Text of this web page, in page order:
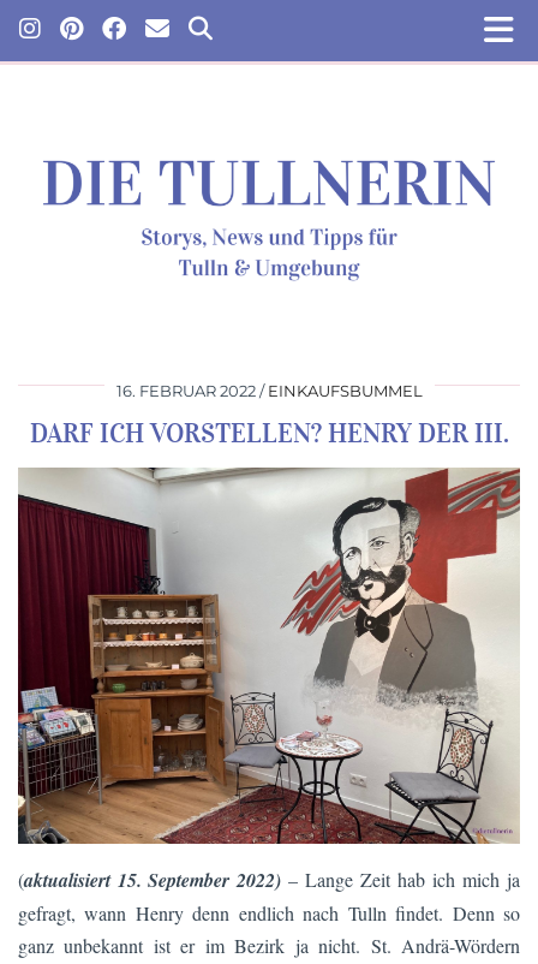
16. FEBRUAR 2022 EINKAUFSBUMMEL
DARF ICH VORSTELLEN? HENRY DER III.
(aktualisiert 15. September 2022) – Lange Zeit hab ich mich ja
gefragt, wann Henry denn endlich nach Tulln findet. Denn so
ganz unbekannt ist er im Bezirk ja nicht. St. Andrä-Wördern